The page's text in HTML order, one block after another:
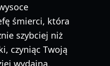
śmierci, która
szybciej niż
czyniąc Twoją
wydajną.